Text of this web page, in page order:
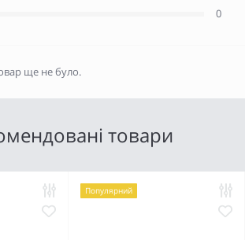
0
ще не було.
товари
Популярний